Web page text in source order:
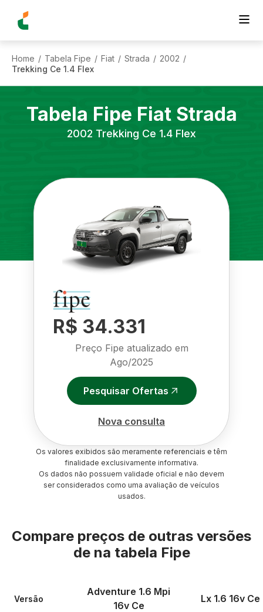
Home / Tabela Fipe / Fiat / Strada / 2002 /
Trekking Ce 1.4 Flex
Tabela Fipe Fiat Strada
2002 Trekking Ce 1.4 Flex
R$ 34.331
Preço Fipe atualizado em
Ago/2025
Pesquisar Ofertas
Nova consulta
Os valores exibidos são meramente referenciais e têm
finalidade exclusivamente informativa.
Os dados não possuem validade oficial e não devem
ser considerados como uma avaliação de veículos
usados.
Compare preços de outras versões
de na tabela Fipe
Versão
Adventure 1.6 Mpi
16v Ce
Lx 1.6 16v Ce